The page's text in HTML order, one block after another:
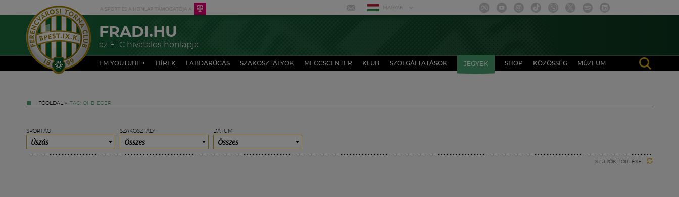
MAGYAR
FRADI.HU
az FTC hivatalos honlapja
FM YOUTUBE + HÍREK LABDARÚGÁS SZAKOSZTÁLYOK MECCSCENTER KLUB SZOLGÁLTATÁSOK JEGYEK SHOP KÖZÖSSÉG MÚZEUM
FŐOLDAL » TAG: QHB EGER
SPORTÁG
Úszás
SZAKOSZTÁLY
Összes
DÁTUM
Összes
SZŰRŐK TÖRLÉSE